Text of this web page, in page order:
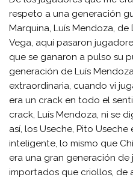
respeto a una generación
Marquina, Luís Mendoza, de
Vega, aquí pasaron
que se ganaron a pulso su
generación de Luís
extraordinaria, cuando vi
era un crack en todo el
crack, Luís Mendoza, ni se
así, los Useche, Pito
inteligente, lo mismo que
era una gran generación
importados que criollos, de